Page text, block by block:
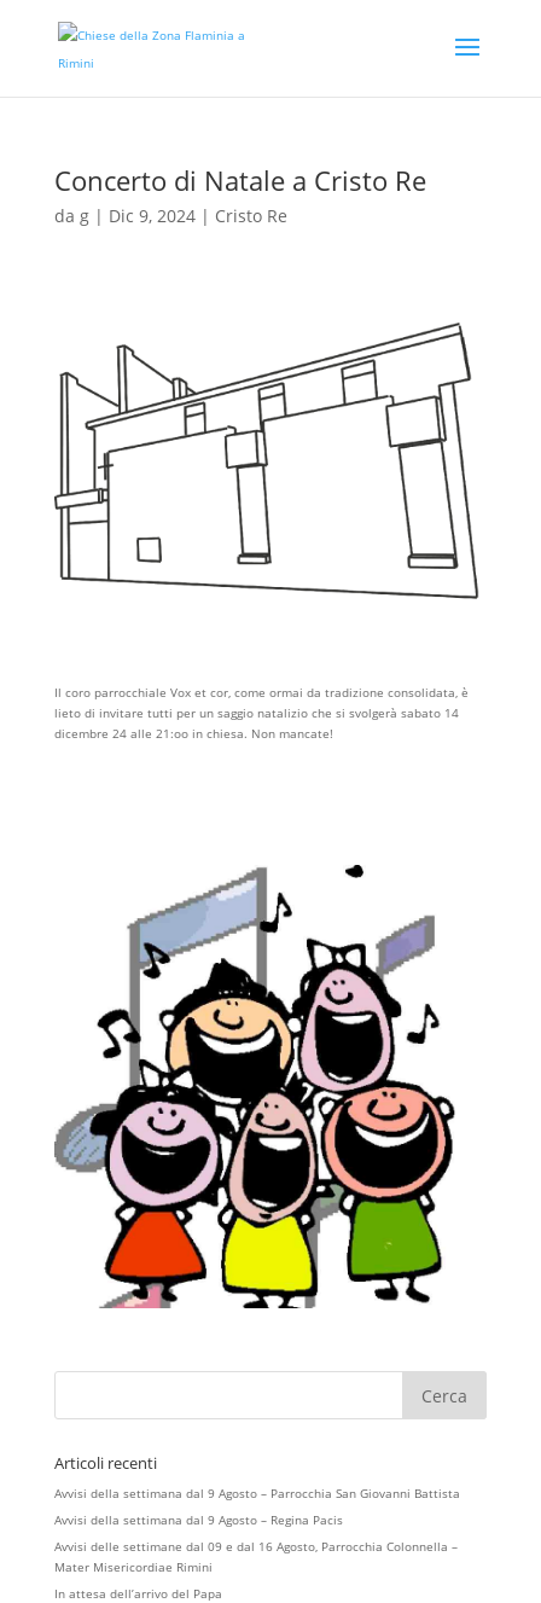
Concerto di Natale a Cristo Re
da g| Dic 9, 2024| Cristo Re
Il coro parrocchiale Vox et cor, come ormai da tradizione consolidata, è
lieto di invitare tutti per un saggio natalizio che si svolgerà sabato 14
dicembre 24 alle 21:oo in chiesa. Non mancate!
Articoli recenti
Avvisi della settimana dal 9 Agosto – Parrocchia San Giovanni Battista
Avvisi della settimana dal 9 Agosto – Regina Pacis
Avvisi delle settimane dal 09 e dal 16 Agosto, Parrocchia Colonnella –
Mater Misericordiae Rimini
In attesa dell’arrivo del Papa